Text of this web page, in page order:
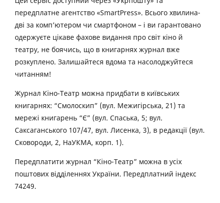
передплатне агентство «SmartPress». Всього хвилина-
дві за комп’ютером чи смартфоном – і ви гарантовано
одержуєте цікаве фахове видання про світ кіно й
театру, не боячись, що в книгарнях журнал вже
розкуплено. Залишайтеся вдома та насолоджуйтеся
читанням!
Журнал Кіно-Театр можна придбати в київських
книгарнях: “Смолоскип” (вул. Межигірська, 21) та
мережі книгарень “Є” (вул. Спаська, 5; вул.
Саксаганського 107/47, вул. Лисенка, 3), в редакції (вул.
Сковороди, 2, НаУКМА, корп. 1).
Передплатити журнал “Кіно-Театр” можна в усіх
поштових відділеннях України. Передплатний індекс
74249.